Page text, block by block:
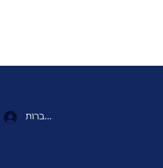
להתחברות